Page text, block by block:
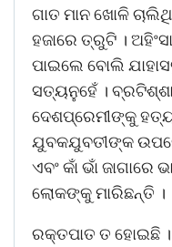
ଗାତ ମାନ ଖୋଳି
ହଜାରେ ତ୍ରୁଟି ।
ପାଇଲେ ବୋଲି
ସତ୍ୟନୁହେଁ ।
ଦେଶପ୍ରେମୀଙ୍କୁ
ଯୁବକଯୁବତୀଙ୍କ
ଏବଂ କାଁ ଭାଁ
ଲୋକଙ୍କୁ ମାରିଛନ୍ତି ।
ରକ୍ତପାତ ତ ହୋଇଛି ।